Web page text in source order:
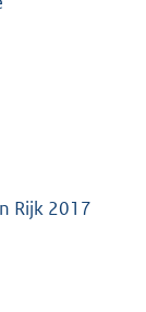
Rijk 2017